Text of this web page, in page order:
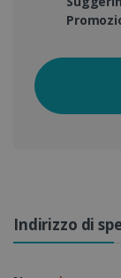
Indirizzo di